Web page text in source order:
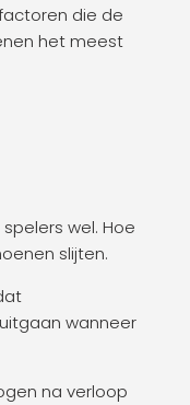
die de
het meest
wel. Hoe
slijten.
wanneer
na verloop